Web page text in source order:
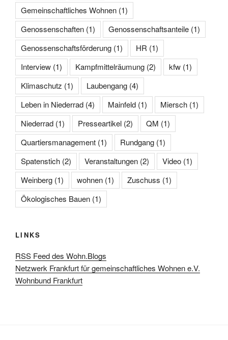
Gemeinschaftliches Wohnen (1)
Genossenschaften (1) Genossenschaftsanteile (1)
Genossenschaftsförderung (1) HR (1)
Interview (1) Kampfmittelräumung (2) kfw (1)
Klimaschutz (1) Laubengang (4)
Leben in Niederrad (4) Mainfeld (1) Miersch (1)
Niederrad (1) Presseartikel (2) QM (1)
Quartiersmanagement (1) Rundgang (1)
Spatenstich (2) Veranstaltungen (2) Video (1)
Weinberg (1) wohnen (1) Zuschuss (1)
Ökologisches Bauen (1)
LINKS
RSS Feed des Wohn.Blogs
Netzwerk Frankfurt für gemeinschaftliches Wohnen e.V.
Wohnbund Frankfurt